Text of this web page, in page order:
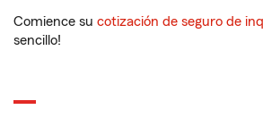
Comience su cotización de seguro de
sencillo!